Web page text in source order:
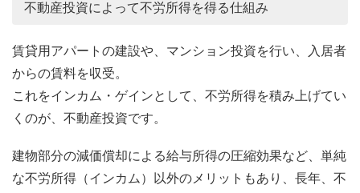
不動産投資によって不労所得を得る仕組み
賃貸用アパートの建設や、マンション投資を行い、入居者
からの賃料を収受。
これをインカム・ゲインとして、不労所得を積み上げてい
くのが、不動産投資です。
建物部分の減価償却による給与所得の圧縮効果など、単純
な不労所得（インカム）以外のメリットもあり、長年、不